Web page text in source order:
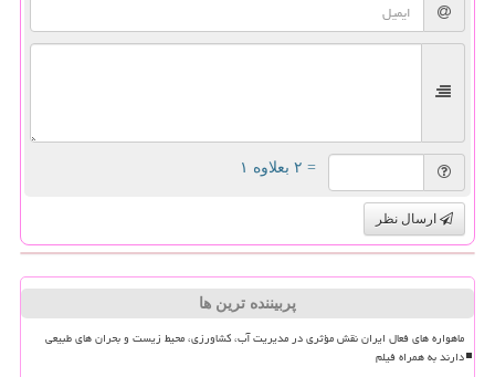
= ۲ بعلاوه ۱
ارسال نظر
پربیننده ترین ها
ماهواره های فعال ایران نقش مؤثری در مدیریت آب، کشاورزی، محیط زیست و بحران های طبیعی
دارند به همراه فیلم